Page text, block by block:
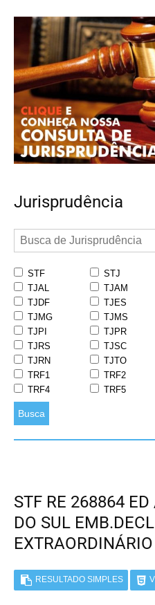
Jurisprudência
STF STJ
TJAL
TJAM
TJDF
TJES
TJMG
TJMS
TJPI
TJPR
TJRS
TJSC
TJRN
TJTO
TRF1
TRF2
TRF4
TRF5
Busca
STF RE 268864
DO SUL
EXTRAORDINÁRIO
RESULTADO SIMPLES